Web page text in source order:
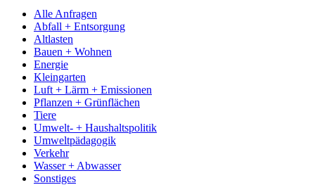
Alle Anfragen
Abfall + Entsorgung
Altlasten
Bauen + Wohnen
Energie
Kleingarten
Luft + Lärm + Emissionen
Pflanzen + Grünflächen
Tiere
Umwelt- + Haushaltspolitik
Umweltpädagogik
Verkehr
Wasser + Abwasser
Sonstiges